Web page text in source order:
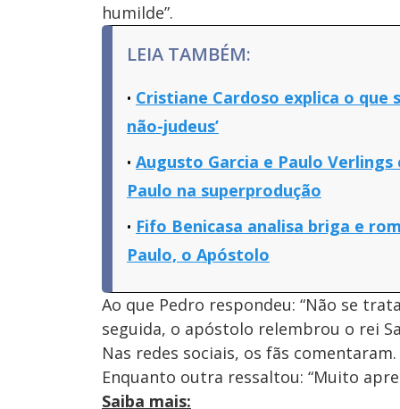
humilde”.
LEIA TAMBÉM:
Cristiane Cardoso explica o que
não-judeus’
Augusto Garcia e Paulo
Paulo na superprodução
Fifo Benicasa analisa briga e
Paulo, o Apóstolo
Ao que Pedro respondeu: “Não se
seguida, o apóstolo relembrou o rei
Nas redes sociais, os fãs
Enquanto outra ressaltou: “Muito
Saiba mais: